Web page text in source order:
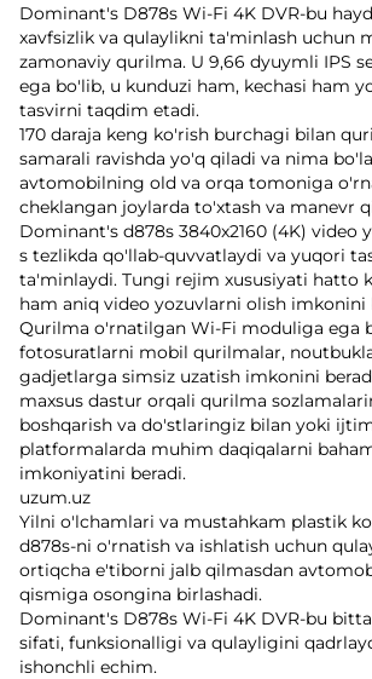
Dominant's D878s Wi-Fi 4K DVR-bu
xavfsizlik va qulaylikni ta'minlash uchun
zamonaviy qurilma. U 9,66 dyuymli IPS
ega bo'lib, u kunduzi ham, kechasi ham
tasvirni taqdim etadi.
170 daraja keng ko'rish burchagi bilan
samarali ravishda yo'q qiladi va nima
avtomobilning old va orqa tomoniga
cheklangan joylarda to'xtash va manevr
Dominant's d878s 3840x2160 (4K) video
s tezlikda qo'llab-quvvatlaydi va yuqori
ta'minlaydi. Tungi rejim xususiyati hatto
ham aniq video yozuvlarni olish imkonini
Qurilma o'rnatilgan Wi-Fi moduliga ega
fotosuratlarni mobil qurilmalar,
gadjetlarga simsiz uzatish imkonini
maxsus dastur orqali qurilma
boshqarish va do'stlaringiz bilan yoki
platformalarda muhim daqiqalarni
imkoniyatini beradi.
uzum.uz
Yilni o'lchamlari va mustahkam plastik
d878s-ni o'rnatish va ishlatish uchun
ortiqcha e'tiborni jalb qilmasdan
qismiga osongina birlashadi.
Dominant's D878s Wi-Fi 4K DVR-bu
sifati, funksionalligi va qulayligini
ishonchli echim.